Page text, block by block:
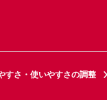
すさ・使いやすさの調整